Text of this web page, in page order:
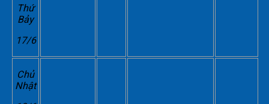
Thứ
Bảy
17/6
Chủ
Nhật